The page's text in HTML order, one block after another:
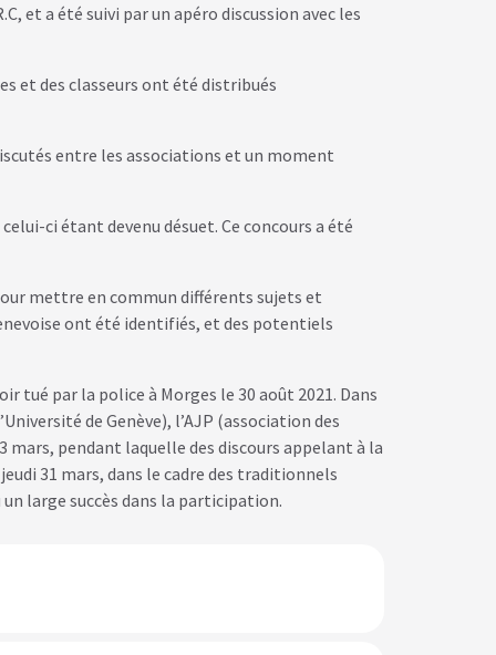
et a été suivi par un apéro discussion avec les
et des classeurs ont été distribués
entre les associations et un moment
ci étant devenu désuet. Ce concours a été
mettre en commun différents sujets et
ont été identifiés, et des potentiels
tué par la police à Morges le 30 août 2021. Dans
de Genève), l’AJP (association des
mars, pendant laquelle des discours appelant à la
31 mars, dans le cadre des traditionnels
large succès dans la participation.